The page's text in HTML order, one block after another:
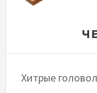
Хитрые